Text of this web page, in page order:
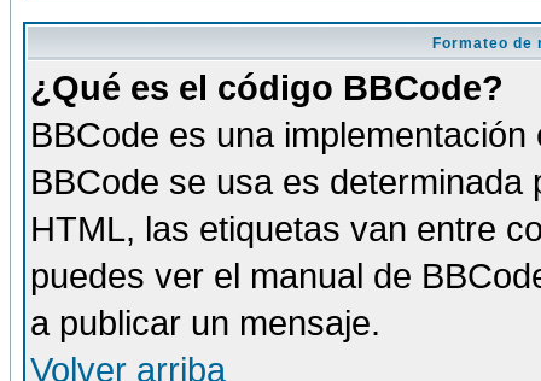
Formateo de
¿Qué es el código BBCode?
BBCode es una
BBCode se usa es
HTML, las etiquetas van entre
puedes ver el manual de
a publicar un mensaje.
Volver arriba